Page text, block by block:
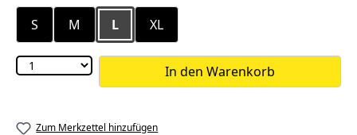
S
M L XL
In den Warenkorb
Zum Merkzettel hinzufügen